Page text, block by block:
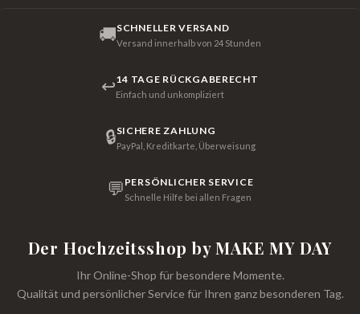
🚚SCHNELLER VERSAND
Versand innerhalb von 24 Stunden
↩14 TAGE RÜCKGABERECHT
Einfach und unkompliziert
🔒SICHERE ZAHLUNG
PayPal, Kreditkarte, Überweisung
💬 PERSÖNLICHER SERVICE
Schnelle Hilfe bei allen Fragen
Der Hochzeitsshop by MAKE MY DAY
Ihr Online-Shop für besondere Momente.
Qualität und persönlicher Service für Ihren ganz besonderen Tag.